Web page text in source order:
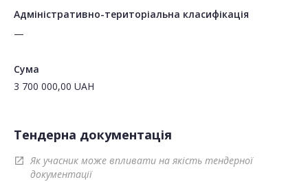
Адміністративно-територіальна класифікація
—
Сума
3 700 000,00 UAH
Тендерна документація
open_in_new
Як учасник може впливати на якість тендерної
документації